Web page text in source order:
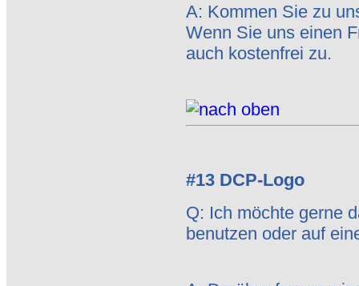
A: Kommen Sie zu
Wenn Sie uns einen
auch kostenfrei zu.
#13 DCP-Logo
Q: Ich möchte gerne
benutzen oder auf